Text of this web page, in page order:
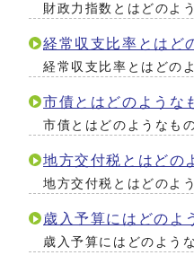
財政力指数とはどのよ
経常収支比率とはど
経常収支比率とはどの
市債とはどのような
市債とはどのようなも
地方交付税とはどの
地方交付税とはどのよ
歳入予算にはどのよ
歳入予算にはどのよう